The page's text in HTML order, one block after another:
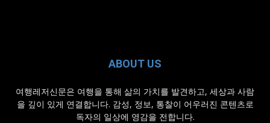
ABOUT US
여행레저신문은 여행을 통해 삶의 가치를 발견하고, 세상과 사람
을 깊이 있게 연결합니다. 감성, 정보, 통찰이 어우러진 콘텐츠로
독자의 일상에 영감을 전합니다.